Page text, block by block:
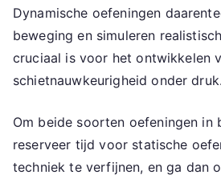
Dynamische oefeningen
beweging en simuleren
cruciaal is voor het ontwikkelen
schietnauwkeurigheid onder druk.
Om beide soorten oefeningen in
reserveer tijd voor statische
techniek te verfijnen, en ga dan